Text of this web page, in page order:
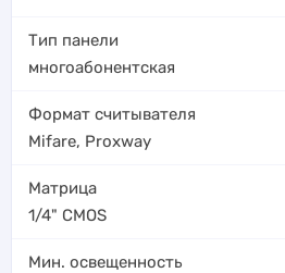
Тип панели
многоабонентская
Формат считывателя
Mifare, Proxway
Матрица
1/4" CMOS
Мин. освещенность